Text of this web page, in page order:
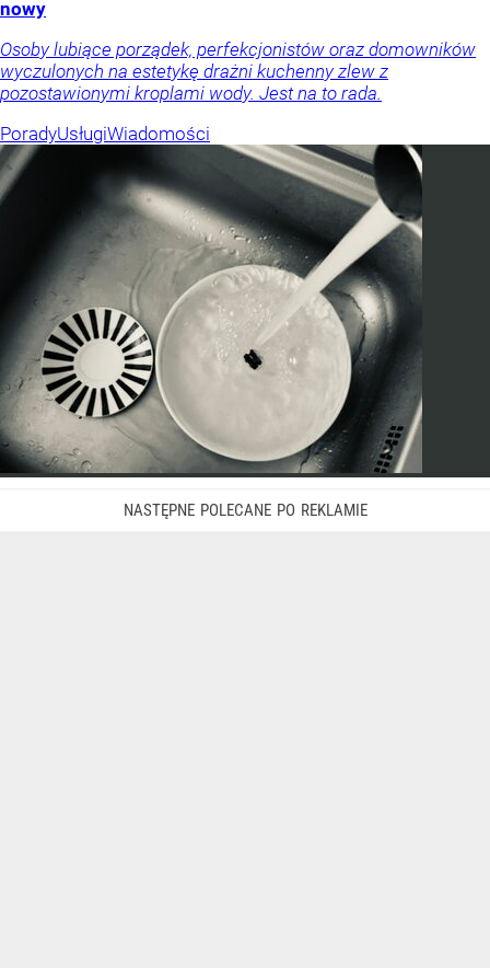
nowy
Osoby lubiące porządek, perfekcjonistów oraz domowników
wyczulonych na estetykę drażni kuchenny zlew z
pozostawionymi kroplami wody. Jest na to rada.
PoradyUsługiWiadomości